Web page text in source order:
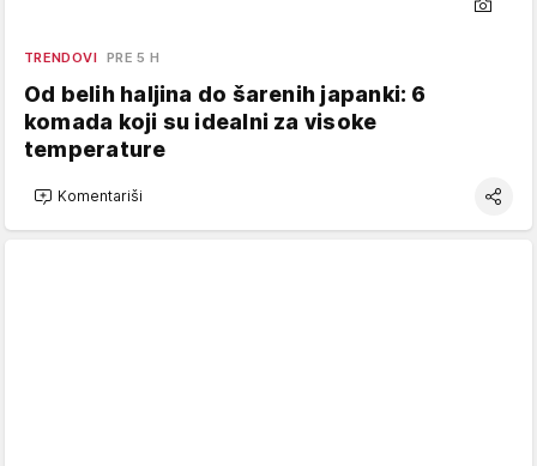
TRENDOVI PRE 5 H
Od belih haljina do šarenih japanki: 6
komada koji su idealni za visoke
temperature
Komentariši